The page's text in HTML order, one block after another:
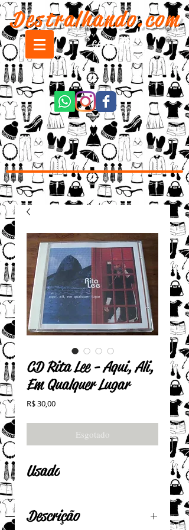
Destralhando.com
CARRINHO:
CD Rita Lee - Aqui, Ali,
Em Qualquer Lugar
R$ 30,00Preço
Esgotado
Usado
Descrição